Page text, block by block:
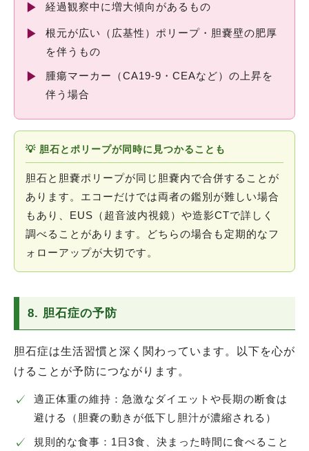
▶ 経過観察中に増大傾向があるもの
▶
根元が広い（広基性）ポリープ・胆嚢壁の肥厚
を伴うもの
▶
腫瘍マーカー（CA19-9・CEAなど）の上昇を
伴う場合
💡 胆石とポリープが同時に見つかることも
胆石と胆嚢ポリープが同じ胆嚢内で合併することが
あります。エコーだけでは両者の鑑別が難しい場合
もあり、EUS（超音波内視鏡）や造影CTで詳しく
調べることがあります。どちらの場合も定期的なフ
ォローアップが大切です。
8. 胆石症の予防
胆石症は生活習慣と深く関わっています。以下を心が
けることが予防につながります。
✓
適正体重の維持：急激なダイエットや長期の断食は
避ける（胆嚢の動きが低下し胆汁が濃縮される）
✓ 規則的な食事：1日3食、決まった時間に食べること